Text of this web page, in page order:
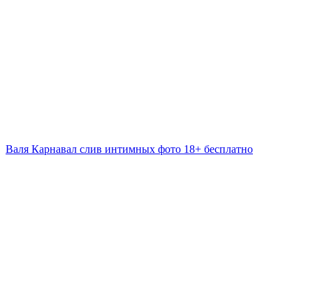
Валя Карнавал слив интимных фото 18+ бесплатно